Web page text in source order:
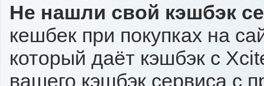
Не нашли свой кэшбэк
кешбек при покупках на
который даёт кэшбэк с
вашего кэшбэк сервиса с